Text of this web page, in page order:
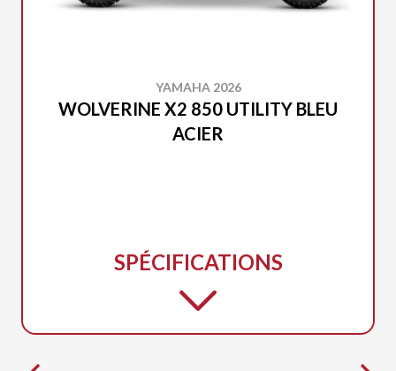
YAMAHA 2026
WOLVERINE X2 850 UTILITY BLEU
ACIER
SPÉCIFICATIONS